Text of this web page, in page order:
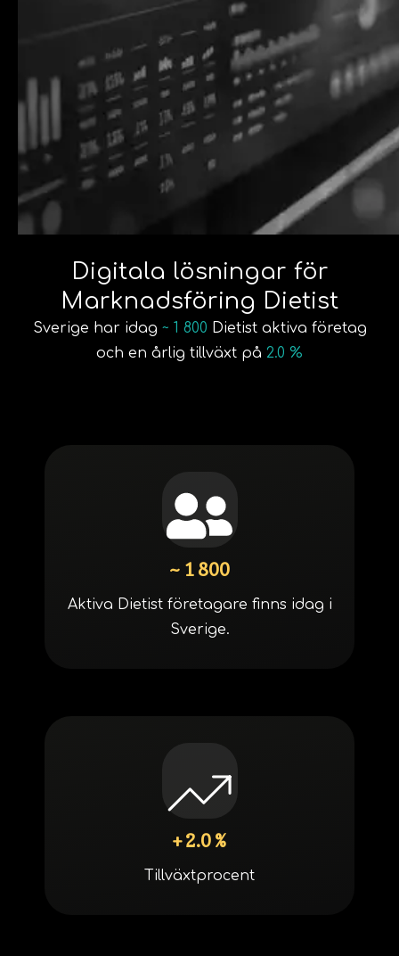
Digitala lösningar för
Marknadsföring Dietist
Sverige har idag ~ 1 800 Dietist aktiva företag
och en årlig tillväxt på 2.0 %
~ 1 800
Aktiva Dietist företagare finns idag i
Sverige.
+ 2.0 %
Tillväxtprocent